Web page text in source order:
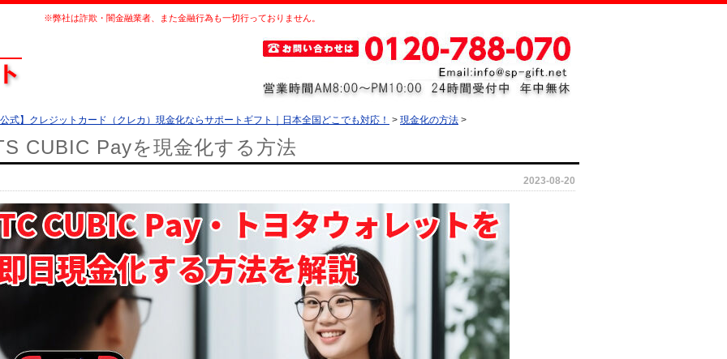
※弊社は詐欺・闇金融業者、また金融行為も一切行っておりません。
式】クレジットカード（クレカ）現金化ならサポートギフト｜日本全国どこでも対応！ > 現金化の方法 >
CUBIC Payを現金化する方法
2023-08-20